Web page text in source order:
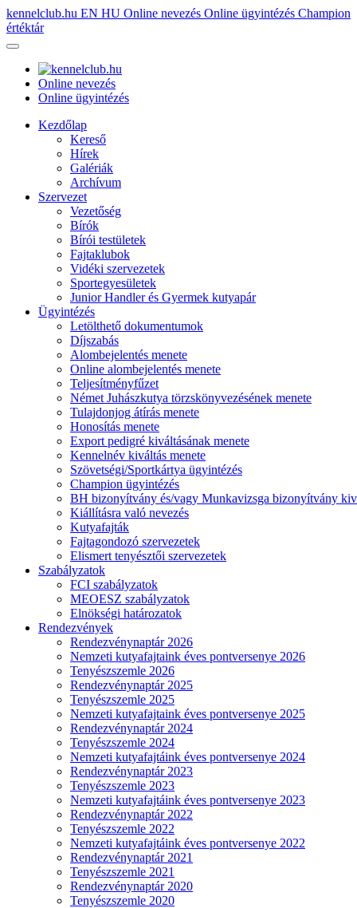
kennelclub.hu EN HU Online nevezés Online ügyintézés Champion
értéktár
Online nevezés
Online ügyintézés
Kezdőlap
Kereső
Hírek
Galériák
Archívum
Szervezet
Vezetőség
Bírók
Bírói testületek
Fajtaklubok
Vidéki szervezetek
Sportegyesületek
Junior Handler és Gyermek kutyapár
Ügyintézés
Letölthető dokumentumok
Díjszabás
Alombejelentés menete
Online alombejelentés menete
Teljesítményfűzet
Német Juhászkutya törzskönyvezésének menete
Tulajdonjog átírás menete
Honosítás menete
Export pedigré kiváltásának menete
Kennelnév kiváltás menete
Szövetségi/Sportkártya ügyintézés
Champion ügyintézés
BH bizonyítvány és/vagy Munkavizsga bizonyítvány
Kiállításra való nevezés
Kutyafajták
Fajtagondozó szervezetek
Elismert tenyésztői szervezetek
Szabályzatok
FCI szabályzatok
MEOESZ szabályzatok
Elnökségi határozatok
Rendezvények
Rendezvénynaptár 2026
Nemzeti kutyafajtaink éves pontversenye 2026
Tenyészszemle 2026
Rendezvénynaptár 2025
Tenyészszemle 2025
Nemzeti kutyafajtaink éves pontversenye 2025
Rendezvénynaptár 2024
Tenyészszemle 2024
Nemzeti kutyafajtáink éves pontversenye 2024
Rendezvénynaptár 2023
Tenyészszemle 2023
Nemzeti kutyafajtáink éves pontversenye 2023
Rendezvénynaptár 2022
Tenyészszemle 2022
Nemzeti kutyafajtáink éves pontversenye 2022
Rendezvénynaptár 2021
Tenyészszemle 2021
Rendezvénynaptár 2020
Tenyészszemle 2020